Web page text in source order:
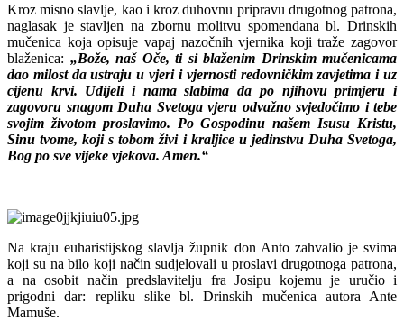
Kroz misno slavlje, kao i kroz duhovnu pripravu drugotnog patrona,
naglasak je stavljen na zbornu molitvu spomendana bl. Drinskih
mučenica koja opisuje vapaj nazočnih vjernika koji traže zagovor
blaženica: „Bože, naš Oče, ti si blaženim Drinskim mučenicama
dao milost da ustraju u vjeri i vjernosti redovničkim zavjetima i uz
cijenu krvi. Udijeli i nama slabima da po njihovu primjeru i
zagovoru snagom Duha Svetoga vjeru odvažno svjedočimo i tebe
svojim životom proslavimo. Po Gospodinu našem Isusu Kristu,
Sinu tvome, koji s tobom živi i kraljice u jedinstvu Duha Svetoga,
Bog po sve vijeke vjekova. Amen.“
Na kraju euharistijskog slavlja župnik don Anto zahvalio je svima
koji su na bilo koji način sudjelovali u proslavi drugotnoga patrona,
a na osobit način predslavitelju fra Josipu kojemu je uručio i
prigodni dar: repliku slike bl. Drinskih mučenica autora Ante
Mamuše.